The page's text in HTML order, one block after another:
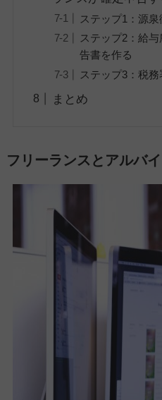
ステップ1：源
ステップ2：給
告書を作る
ステップ3：税
まとめ
フリーランスとアルバ